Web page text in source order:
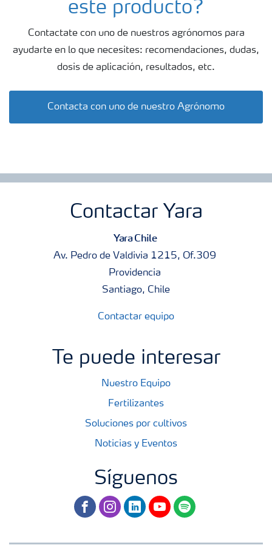
Una amplia tankmixabilidad hace que sea fácil de aplicar
los productos con agroquímicos, lo que ahorra tiempo y
este producto?
Contactate con uno de nuestros agrónomos para
ayudarte en lo que necesites: recomendaciones, dudas,
dosis de aplicación, resultados, etc.
Contacta con uno de nuestro Agrónomo
Contactar Yara
Yara Chile
Av. Pedro de Valdivia 1215, Of.309
Providencia
Santiago, Chile
Contactar equipo
Te puede interesar
Nuestro Equipo
Fertilizantes
Soluciones por cultivos
Noticias y Eventos
Síguenos
facebookinstagram
linkedinyoutubespotify